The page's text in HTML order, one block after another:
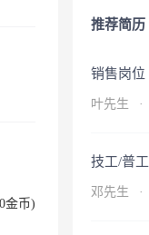
金币)
推荐简历
销售岗位
叶先生 ·
技工/普工
邓先生 ·